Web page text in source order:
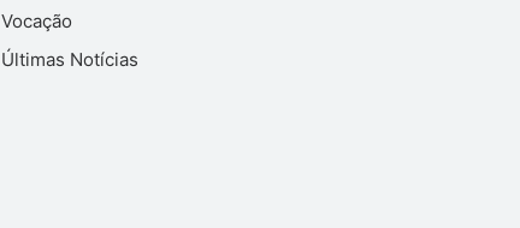
Vocação
Últimas Notícias